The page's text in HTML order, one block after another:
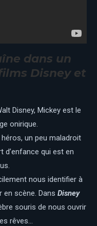
dans un
Disney et
Disney, Mickey est le
onirique.
un peu maladroit
d’enfance qui est en
nous identifier à
en scène. Dans Disney
souris de nous ouvrir
rêves…